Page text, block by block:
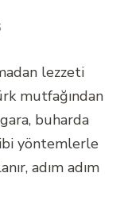
lezzeti
mutfağından
buharda
yöntemlerle
adım adım